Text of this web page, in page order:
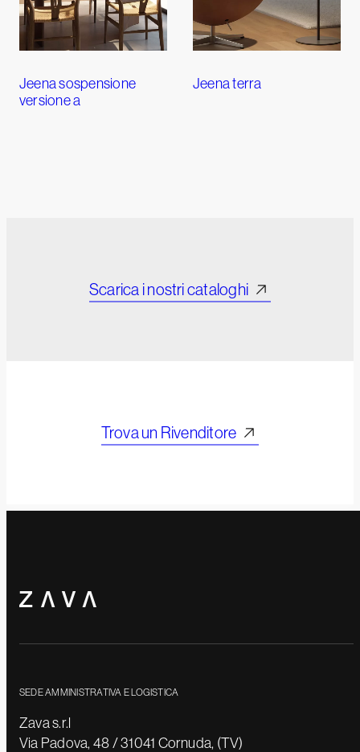
Jeena sospensione
versione a
Jeena terra
Scarica i nostri cataloghi
Trova un Rivenditore
SEDE AMMINISTRATIVA E LOGISTICA
Zava s.r.l
Via Padova, 48 / 31041 Cornuda, (TV)